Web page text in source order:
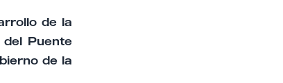
de la
del Puente
de la